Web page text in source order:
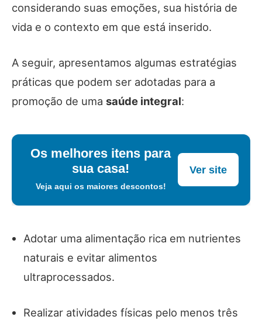
considerando suas emoções, sua história de
vida e o contexto em que está inserido.
A seguir, apresentamos algumas estratégias
práticas que podem ser adotadas para a
promoção de uma saúde integral:
Os melhores itens para
sua casa!
Veja aqui os maiores descontos!
Ver site
Adotar uma alimentação rica em nutrientes
naturais e evitar alimentos
ultraprocessados.
Realizar atividades físicas pelo menos três